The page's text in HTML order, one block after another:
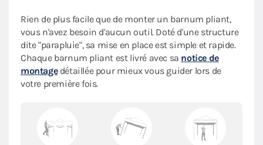
Rien de plus facile que de monter un barnum pliant,
vous n'avez besoin d'aucun outil. Doté d'une structure
dite "parapluie", sa mise en place est simple et rapide.
Chaque barnum pliant est livré avec sa notice de
montagedétaillée pour mieux vous guider lors de
votre première fois.